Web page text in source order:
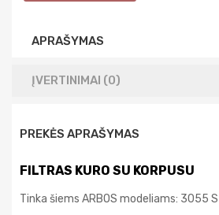
APRAŠYMAS
ĮVERTINIMAI (0)
PREKĖS APRAŠYMAS
FILTRAS KURO SU KORPUSU
Tinka šiems ARBOS modeliams: 3055